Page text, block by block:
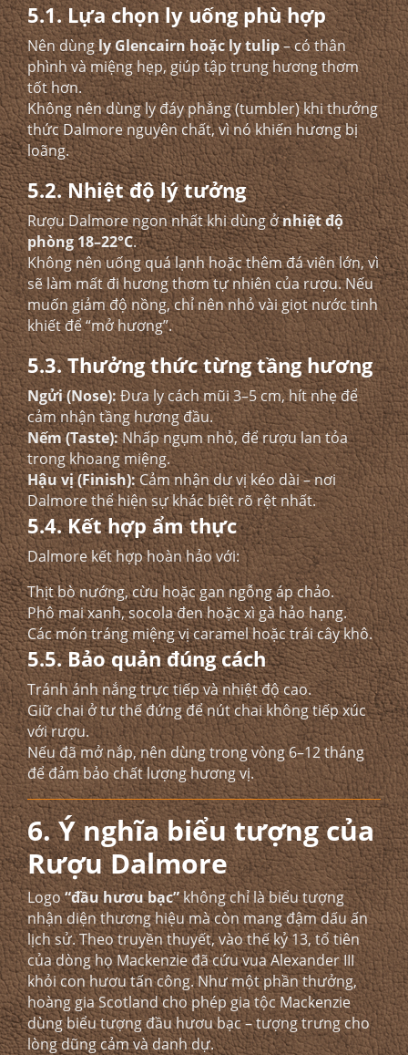
5.1. Lựa chọn ly uống phù hợp
Nên dùngly Glencairn hoặc ly tulip– có thân
phình và miệng hẹp, giúp tập trung hương thơm
tốt hơn.
Không nên dùng ly đáy phẳng (tumbler) khi thưởng
thức Dalmore nguyên chất, vì nó khiến hương bị
loãng.
5.2. Nhiệt độ lý tưởng
Rượu Dalmore ngon nhất khi dùng ởnhiệt độ
phòng 18–22°C.
Không nên uống quá lạnh hoặc thêm đá viên lớn, vì
sẽ làm mất đi hương thơm tự nhiên của rượu. Nếu
muốn giảm độ nồng, chỉ nên nhỏ vài giọt nước tinh
khiết để “mở hương”.
5.3. Thưởng thức từng tầng hương
Ngửi (Nose):Đưa ly cách mũi 3–5 cm, hít nhẹ để
cảm nhận tầng hương đầu.
Nếm (Taste):Nhấp ngụm nhỏ, để rượu lan tỏa
trong khoang miệng.
Hậu vị (Finish):Cảm nhận dư vị kéo dài – nơi
Dalmore thể hiện sự khác biệt rõ rệt nhất.
5.4. Kết hợp ẩm thực
Dalmore kết hợp hoàn hảo với:
Thịt bò nướng, cừu hoặc gan ngỗng áp chảo.
Phô mai xanh, socola đen hoặc xì gà hảo hạng.
Các món tráng miệng vị caramel hoặc trái cây khô.
5.5. Bảo quản đúng cách
Tránh ánh nắng trực tiếp và nhiệt độ cao.
Giữ chai ở tư thế đứng để nút chai không tiếp xúc
với rượu.
Nếu đã mở nắp, nên dùng trong vòng 6–12 tháng
để đảm bảo chất lượng hương vị.
6. Ý nghĩa biểu tượng của
Rượu Dalmore
Logo“đầu hươu bạc”không chỉ là biểu tượng
nhận diện thương hiệu mà còn mang đậm dấu ấn
lịch sử. Theo truyền thuyết, vào thế kỷ 13, tổ tiên
của dòng họ Mackenzie đã cứu vua Alexander III
khỏi con hươu tấn công. Như một phần thưởng,
hoàng gia Scotland cho phép gia tộc Mackenzie
dùng biểu tượng đầu hươu bạc – tượng trưng cho
lòng dũng cảm và danh dự.